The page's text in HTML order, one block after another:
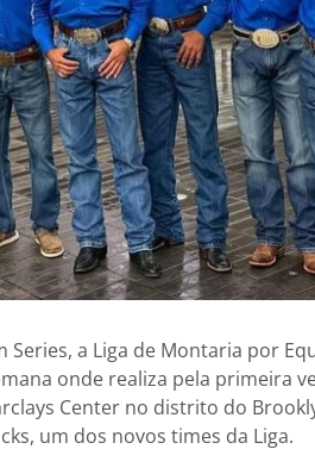
Series, a Liga de Montaria por
onde realiza pela primeira
Center no distrito do
um dos novos times da Liga.